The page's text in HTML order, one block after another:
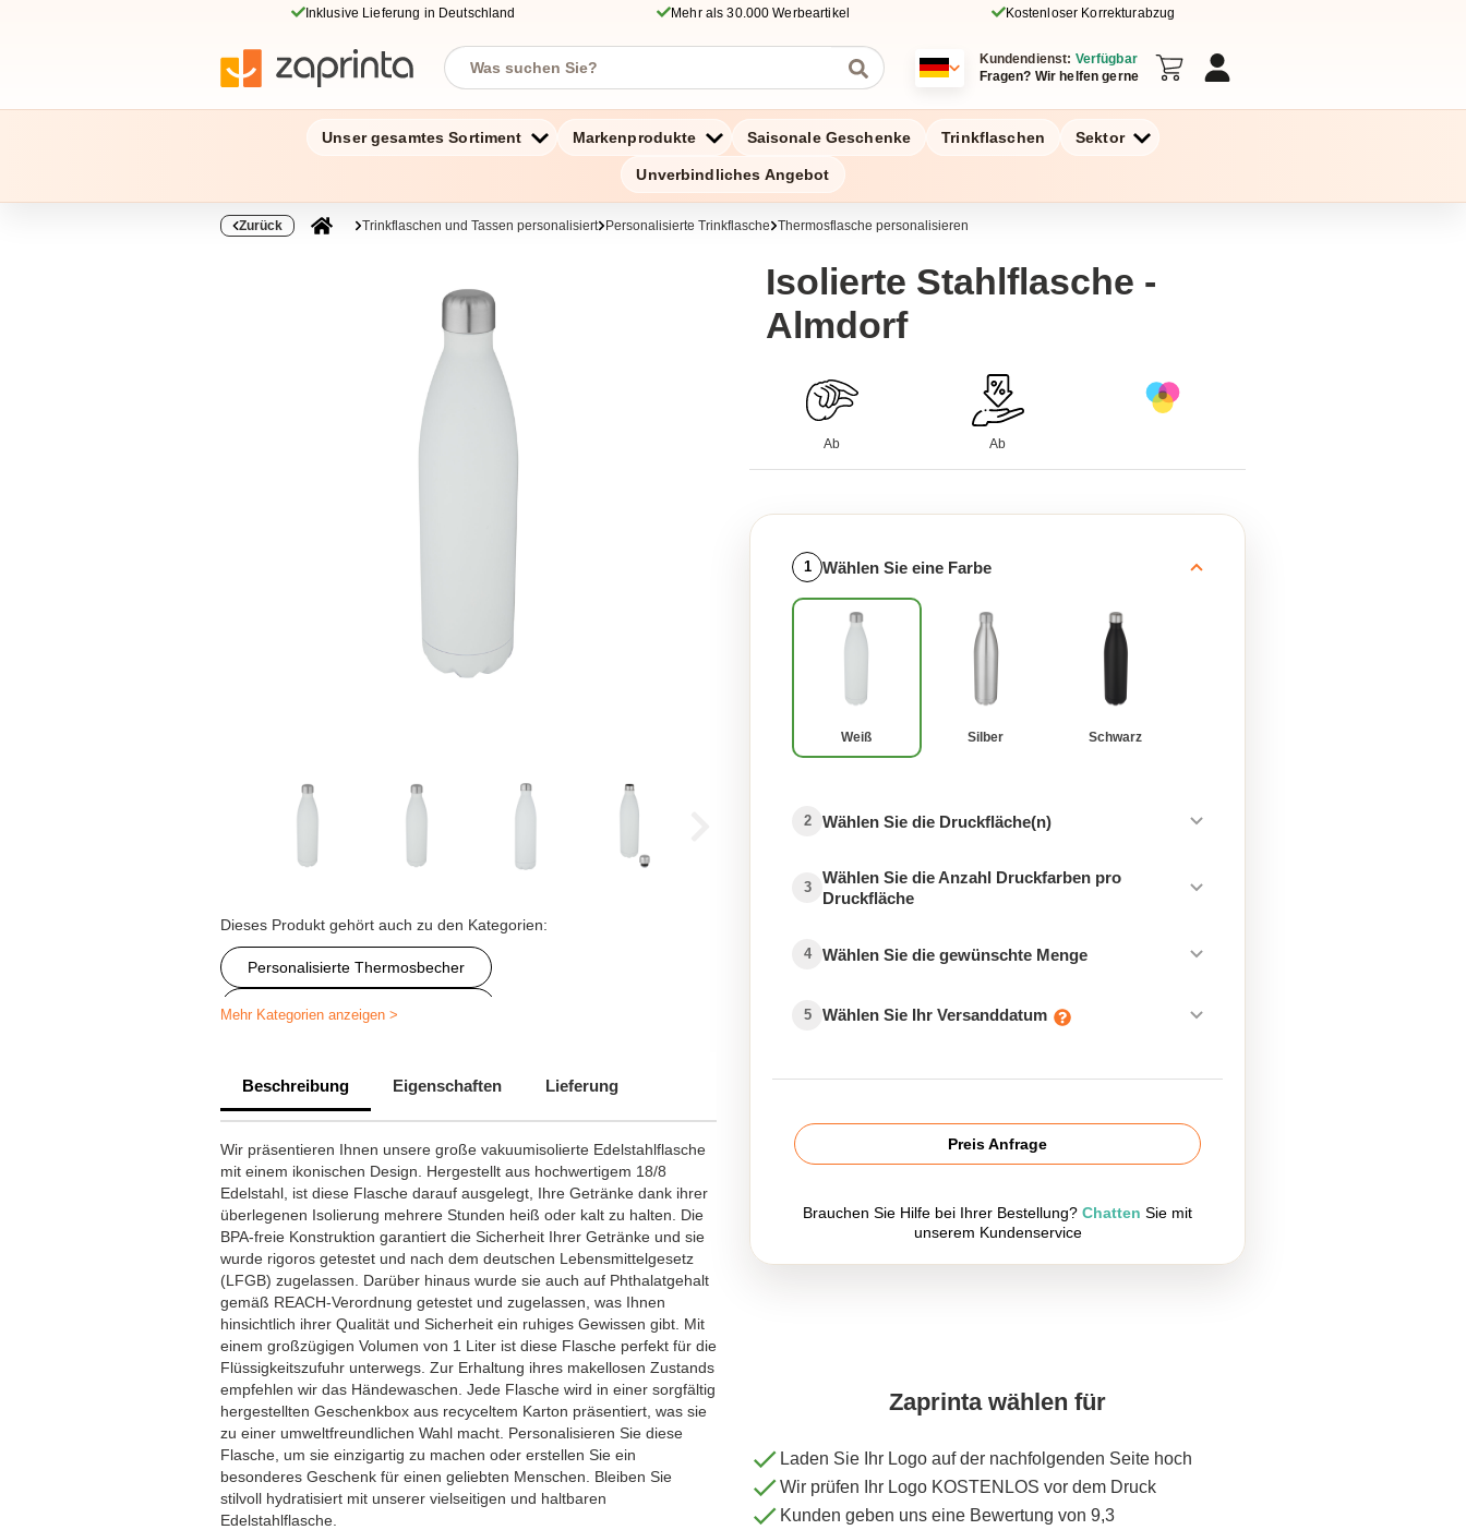
Inklusive Lieferung in Deutschland Mehr als 30.000 Werbeartikel Kostenloser Korrekturabzug
Kundendienst: Verfügbar
Fragen? Wir helfen gerne
Unser gesamtes Sortiment Markenprodukte Saisonale Geschenke Trinkflaschen Sektor
Unverbindliches Angebot
Zurück Trinkflaschen und Tassen personalisiert Personalisierte Trinkflasche Thermosflasche personalisieren
Dieses Produkt gehört auch zu den Kategorien:
Personalisierte Thermosbecher
Thermosflasche personalisieren
Mehr Kategorien anzeigen >
Beschreibung Eigenschaften Lieferung
Wir präsentieren Ihnen unsere große vakuumisolierte Edelstahlflasche
mit einem ikonischen Design. Hergestellt aus hochwertigem 18/8
Edelstahl, ist diese Flasche darauf ausgelegt, Ihre Getränke dank ihrer
überlegenen Isolierung mehrere Stunden heiß oder kalt zu halten. Die
BPA-freie Konstruktion garantiert die Sicherheit Ihrer Getränke und sie
wurde rigoros getestet und nach dem deutschen Lebensmittelgesetz
(LFGB) zugelassen. Darüber hinaus wurde sie auch auf Phthalatgehalt
gemäß REACH-Verordnung getestet und zugelassen, was Ihnen
hinsichtlich ihrer Qualität und Sicherheit ein ruhiges Gewissen gibt. Mit
einem großzügigen Volumen von 1 Liter ist diese Flasche perfekt für die
Flüssigkeitszufuhr unterwegs. Zur Erhaltung ihres makellosen Zustands
empfehlen wir das Händewaschen. Jede Flasche wird in einer sorgfältig
hergestellten Geschenkbox aus recyceltem Karton präsentiert, was sie
zu einer umweltfreundlichen Wahl macht. Personalisieren Sie diese
Flasche, um sie einzigartig zu machen oder erstellen Sie ein
besonderes Geschenk für einen geliebten Menschen. Bleiben Sie
stilvoll hydratisiert mit unserer vielseitigen und haltbaren
Edelstahlflasche.
Isolierte Stahlflasche -
Almdorf
Ab Ab
1 Wählen Sie eine Farbe
Weiß Silber Schwarz
2 Wählen Sie die Druckfläche(n)
3
Wählen Sie die Anzahl Druckfarben pro
Druckfläche
4 Wählen Sie die gewünschte Menge
5 Wählen Sie Ihr Versanddatum
Preis Anfrage
Brauchen Sie Hilfe bei Ihrer Bestellung? Chatten Sie mit
unserem Kundenservice
Zaprinta wählen für
Laden Sie Ihr Logo auf der nachfolgenden Seite hoch
Wir prüfen Ihr Logo KOSTENLOS vor dem Druck
Kunden geben uns eine Bewertung von 9,3